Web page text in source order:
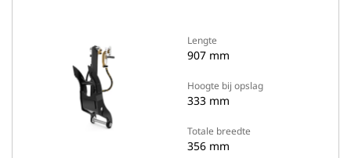
Lengte
907 mm
Hoogte bij opslag
333 mm
Totale breedte
356 mm